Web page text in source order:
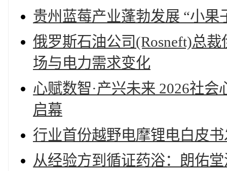
贵州蓝莓产业蓬勃发展 “小果
俄罗斯石油公司(Rosneft)总
场与电力需求变化
心赋数智·产兴未来 2026社
启幕
行业首份越野电摩锂电白皮
从经验方到循证药浴：朗佑